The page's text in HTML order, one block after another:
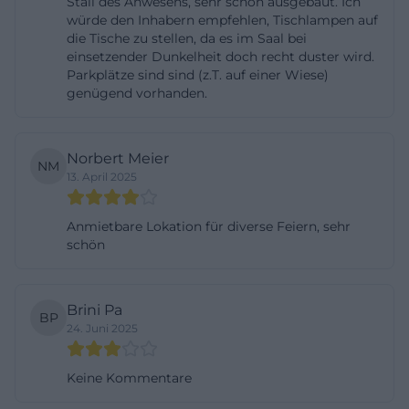
Übergänge wirken entspannt.
Freie Trauung im Innenhof und Naturkulisse:
Zeremonien unter Trauerweiden
Ein besonderes Merkmal am Butterhof ist die
Feier, und das Fest bekommt eine elegante, in sich
ruhende Struktur. Erfahrungsberichte aus einer
fotografischen Dokumentation beschreiben eine
Zeremonie im Innenhof unter großen
Naturkulisse zu verschiedenen Tageszeiten wirkt,
etwa beim First Look, beim Paarshooting in der
nahen Umgebung und später beim Anstoßen nach
würde den Inhabern empfehlen, Tischlampen auf
die Tische zu stellen, da es im Saal bei
einsetzender Dunkelheit doch recht duster wird.
Parkplätze sind sind (z.T. auf einer Wiese)
genügend vorhanden.
NM Norbert Meier
13. April 2025
Anmietbare Lokation für diverse Feiern, sehr
schön
BP Brini Pa
24. Juni 2025
Keine Kommentare